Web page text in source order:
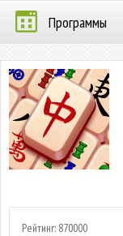
Программы
Рейтинг: 870000